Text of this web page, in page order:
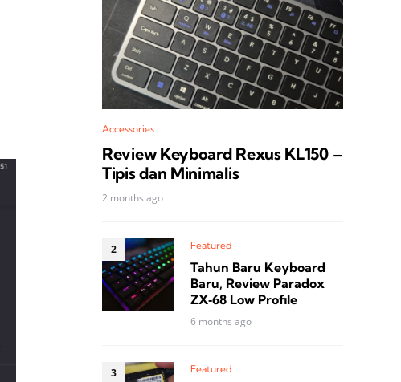
Accessories
Review Keyboard Rexus KL150 –
Tipis dan Minimalis
2 months ago
Featured
Tahun Baru Keyboard
Baru, Review Paradox
ZX‑68 Low Profile
6 months ago
Featured